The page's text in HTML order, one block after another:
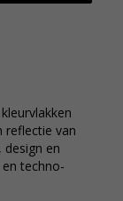
reflectie van
en
techno-